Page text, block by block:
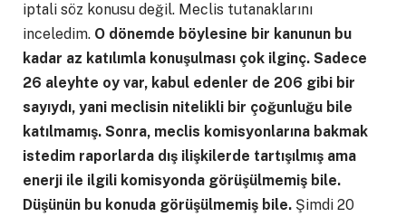
iptali söz konusu değil. Meclis tutanaklarını
inceledim. O dönemde böylesine bir kanunun bu
kadar az katılımla konuşulması çok ilginç. Sadece
26 aleyhte oy var, kabul edenler de 206 gibi bir
sayıydı, yani meclisin nitelikli bir çoğunluğu bile
katılmamış. Sonra, meclis komisyonlarına bakmak
istedim raporlarda dış ilişkilerde tartışılmış ama
enerji ile ilgili komisyonda görüşülmemiş bile.
Düşünün bu konuda görüşülmemiş bile. Şimdi 20